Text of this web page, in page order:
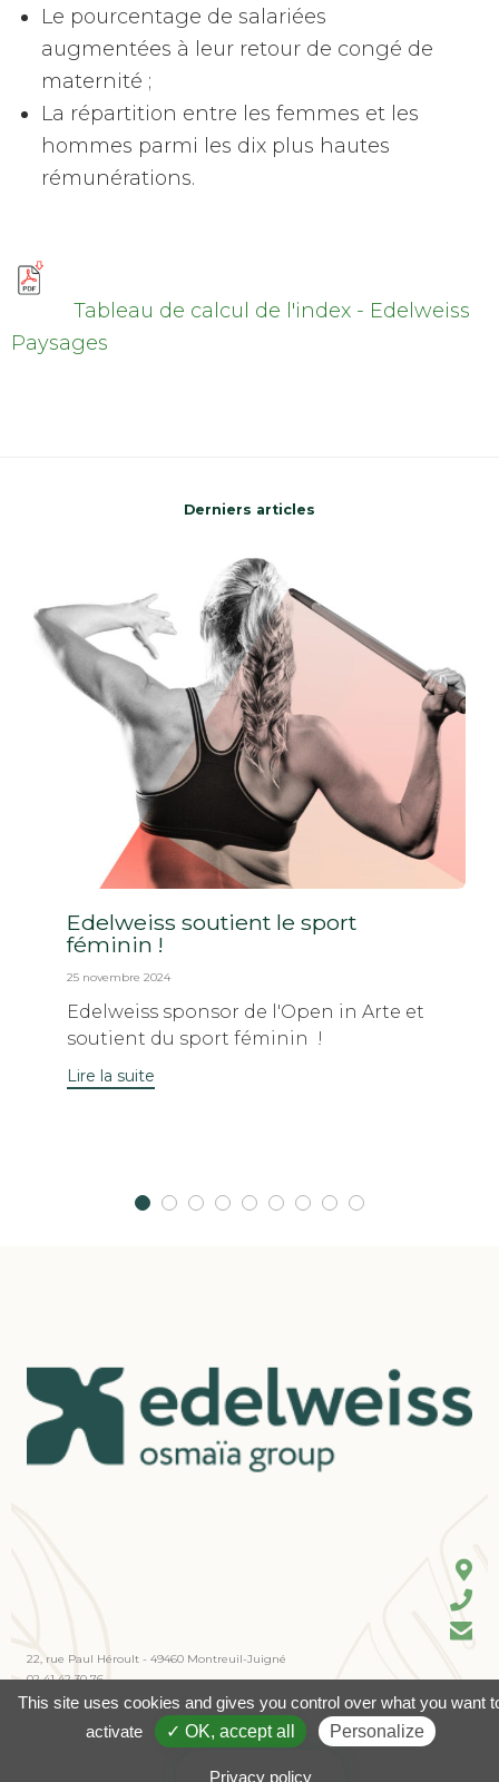
Le pourcentage de salariées
augmentées à leur retour de congé de
maternité ;
La répartition entre les femmes et les
hommes parmi les dix plus hautes
rémunérations.
Tableau de calcul de l'index - Edelweiss
Paysages
Derniers articles
Edelweiss soutient le sport
féminin !
25 novembre 2024
Edelweiss sponsor de l'Open in Arte et
soutient du sport féminin !
Lire la suite
22, rue Paul Héroult - 49460 Montreuil-Juigné
02 41 42 30 76
contact@edelweiss-sa.fr
Vous souhaitez nous rejoindre ?
© 2023 Edelweiss -Mentions légales
This site uses cookies and gives you control over what you want
activate
✓ OK, accept all Personalize
Privacy policy